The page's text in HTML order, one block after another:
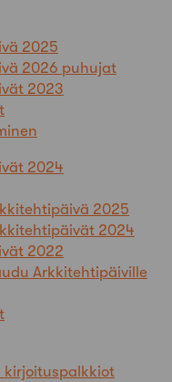
2025
2026 puhujat
2023
2024
2025
2024
2022
Arkkitehtipäiville